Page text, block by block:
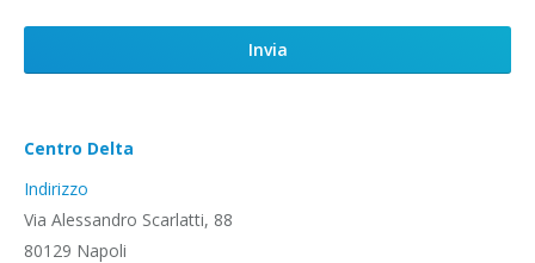
Centro Delta
Indirizzo
Via Alessandro Scarlatti, 88
80129 Napoli